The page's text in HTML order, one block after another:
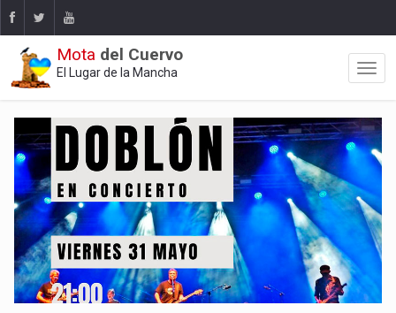
Mota del Cuervo
El Lugar de la Mancha